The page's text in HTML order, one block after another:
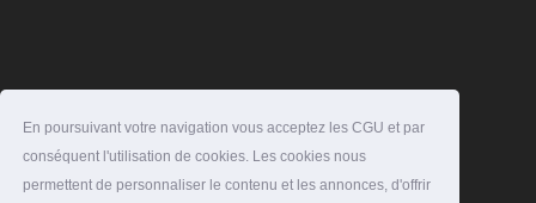
En poursuivant votre navigation vous acceptez les CGU et par
conséquent l'utilisation de cookies. Les cookies nous
permettent de personnaliser le contenu et les annonces, d'offrir